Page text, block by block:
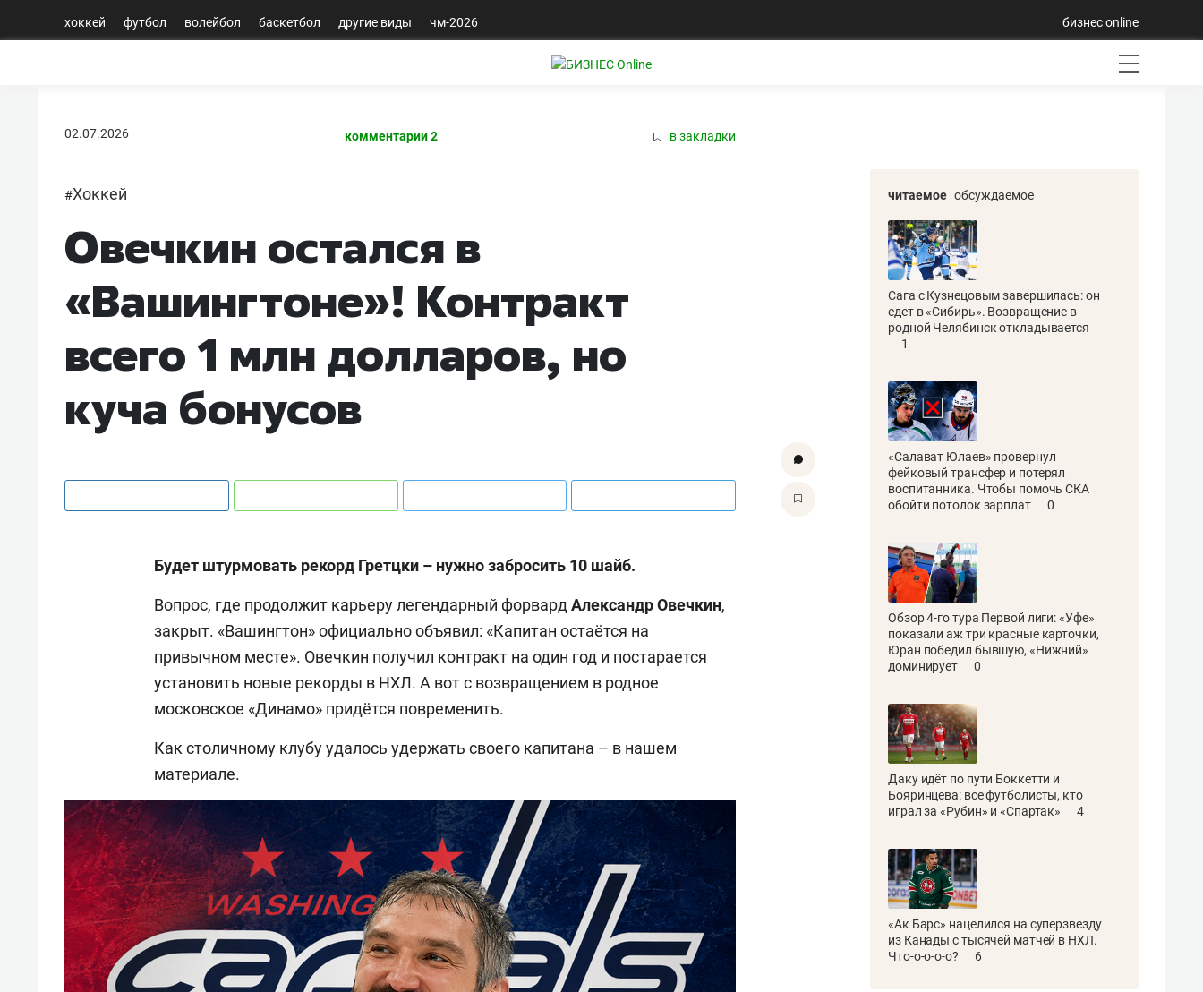
хоккей футбол волейбол баскетбол другие виды чм-2026 бизнес online
02.07.2026 комментарии 2 в закладки
#Хоккей
Овечкин остался в
«Вашингтоне»! Контракт
всего 1 млн долларов, но
куча бонусов
Будет штурмовать рекорд Гретцки – нужно забросить 10 шайб.
Вопрос, где продолжит карьеру легендарный форвард Александр Овечкин,
закрыт. «Вашингтон» официально объявил: «Капитан остаётся на
привычном месте». Овечкин получил контракт на один год и постарается
установить новые рекорды в НХЛ. А вот с возвращением в родное
московское «Динамо» придётся повременить.
Как столичному клубу удалось удержать своего капитана – в нашем
материале.
читаемое обсуждаемое
Сага с Кузнецовым завершилась: он
едет в «Сибирь». Возвращение в
родной Челябинск откладывается
1
«Салават Юлаев» провернул
фейковый трансфер и потерял
воспитанника. Чтобы помочь СКА
обойти потолок зарплат
0
Обзор 4-го тура Первой лиги: «Уфе»
показали аж три красные карточки,
Юран победил бывшую, «Нижний»
доминирует
0
Даку идёт по пути Боккетти и
Бояринцева: все футболисты, кто
играл за «Рубин» и «Спартак»
4
«Ак Барс» нацелился на суперзвезду
из Канады с тысячей матчей в НХЛ.
Что-о-о-о-о?
6